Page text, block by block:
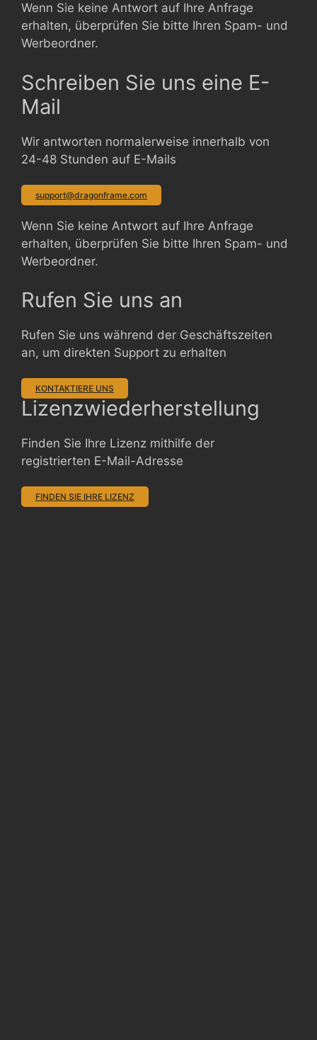
Wenn Sie keine Antwort auf Ihre Anfrage
erhalten, überprüfen Sie bitte Ihren Spam- und
Werbeordner.
Schreiben Sie uns eine E-
Mail
Wir antworten normalerweise innerhalb von
24-48 Stunden auf E-Mails
support@dragonframe.com
Wenn Sie keine Antwort auf Ihre Anfrage
erhalten, überprüfen Sie bitte Ihren Spam- und
Werbeordner.
Rufen Sie uns an
Rufen Sie uns während der Geschäftszeiten
an, um direkten Support zu erhalten
KONTAKTIERE UNS
Lizenzwiederherstellung
Finden Sie Ihre Lizenz mithilfe der
registrierten E-Mail-Adresse
FINDEN SIE IHRE LIZENZ